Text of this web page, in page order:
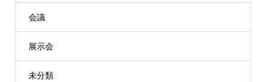
会議
展示会
未分類